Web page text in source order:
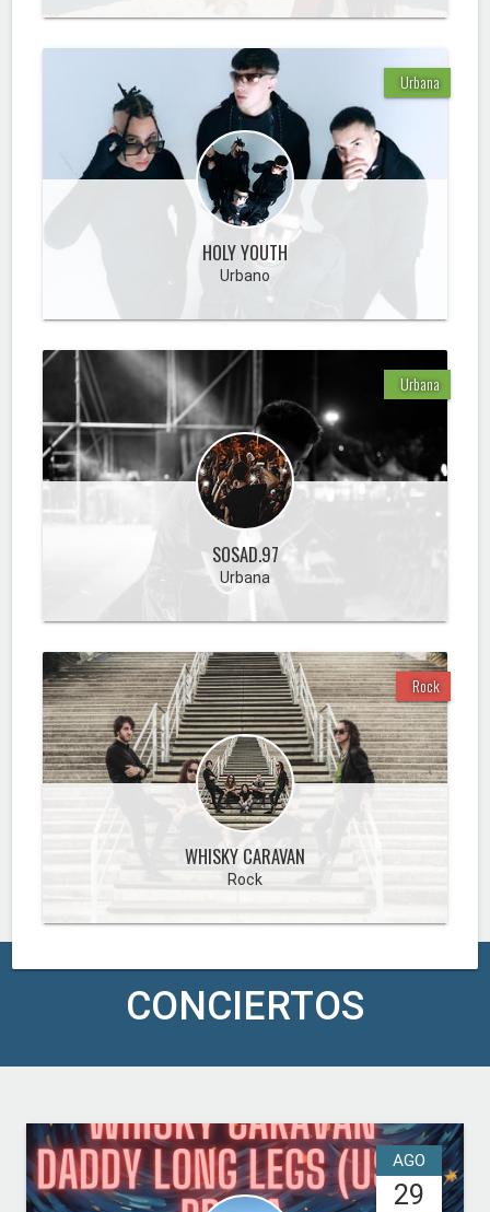
Urbana
HOLY YOUTH
Urbano
Urbana
SOSAD.97
Urbana
Rock
WHISKY CARAVAN
Rock
CONCIERTOS
AGO
29